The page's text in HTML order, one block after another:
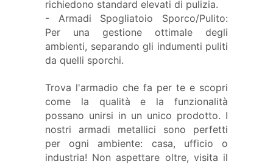
richiedono standard elevati di pulizia.
- Armadi Spogliatoio Sporco/Pulito:
Per una gestione ottimale degli
ambienti, separando gli indumenti puliti
da quelli sporchi.
Trova l'armadio che fa per te e scopri
come la qualità e la funzionalità
possano unirsi in un unico prodotto. I
nostri armadi metallici sono perfetti
per ogni ambiente: casa, ufficio o
industria! Non aspettare oltre, visita il